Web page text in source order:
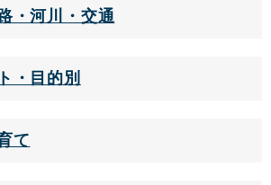
・河川・交通
・目的別
て